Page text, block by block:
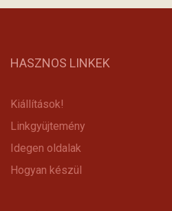
HASZNOS LINKEK
Kiállítások!
Linkgyüjtemény
Idegen oldalak
Hogyan készül